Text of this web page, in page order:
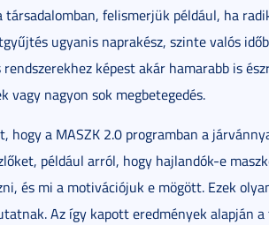
felismerjük például, ha
ugyanis naprakész, szinte valós
képest akár hamarabb is
vagy nagyon sok megbetegedés.
hogy a MASZK 2.0 programban a
például arról, hogy hajlandók-e
és mi a motivációjuk e mögött. Ezek
Az így kapott eredmények alapján